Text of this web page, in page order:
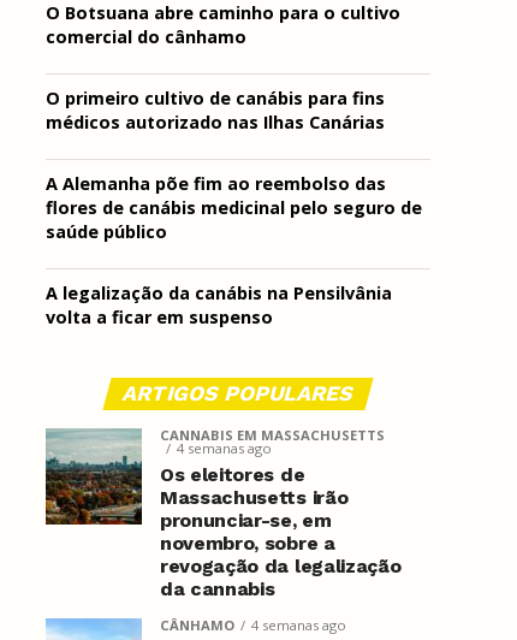
O Botsuana abre caminho para o cultivo
comercial do cânhamo
O primeiro cultivo de canábis para fins
médicos autorizado nas Ilhas Canárias
A Alemanha põe fim ao reembolso das
flores de canábis medicinal pelo seguro de
saúde público
A legalização da canábis na Pensilvânia
volta a ficar em suspenso
ARTIGOS POPULARES
CANNABIS EM MASSACHUSETTS
4 semanas ago
Os eleitores de
Massachusetts irão
pronunciar-se, em
novembro, sobre a
revogação da legalização
da cannabis
CÂNHAMO 4 semanas ago